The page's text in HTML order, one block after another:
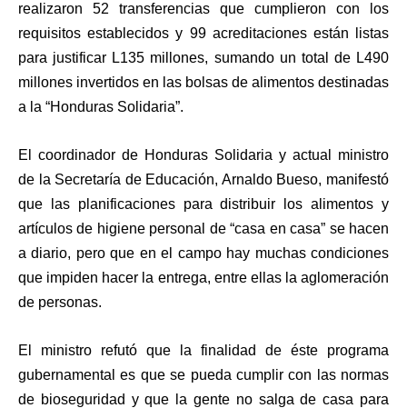
realizaron 52 transferencias que cumplieron con los
requisitos establecidos y 99 acreditaciones están listas
para justificar L135 millones, sumando un total de L490
millones invertidos en las bolsas de alimentos destinadas
a la “Honduras Solidaria”.
El coordinador de Honduras Solidaria y actual ministro
de la Secretaría de Educación, Arnaldo Bueso, manifestó
que las planificaciones para distribuir los alimentos y
artículos de higiene personal de “casa en casa” se hacen
a diario, pero que en el campo hay muchas condiciones
que impiden hacer la entrega, entre ellas la aglomeración
de personas.
El ministro refutó que la finalidad de éste programa
gubernamental es que se pueda cumplir con las normas
de bioseguridad y que la gente no salga de casa para